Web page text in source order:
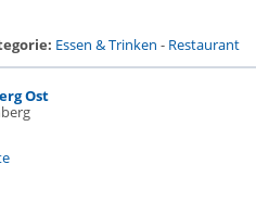
Essen & Trinken - Restaurant
Ost